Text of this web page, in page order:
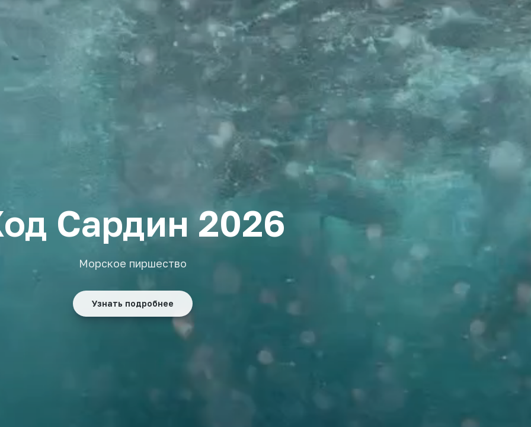
Королевстве Тонга
Осуществи свою мечту
Узнать подробнее